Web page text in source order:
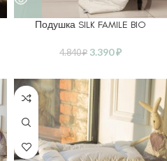
Подушка SILK FAMILE BIO
4.840₽ 3.390₽